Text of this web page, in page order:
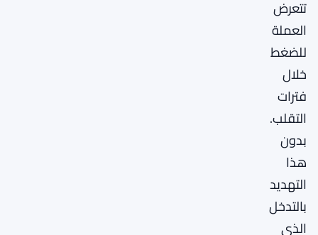
تتعرض
العملة
للضغط
خلال
فترات
التقلب.
بدون
هذا
التهديد
بالتدخل
الذي